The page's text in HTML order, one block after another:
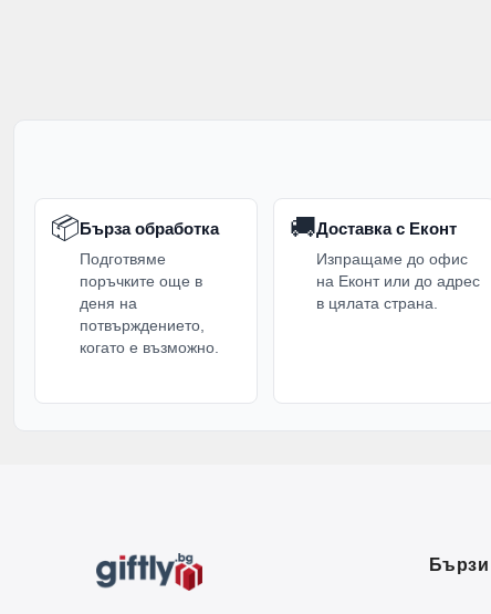
📦Бърза обработка
Подготвяме
поръчките още в
деня на
потвърждението,
когато е възможно.
🚚Доставка с Еконт
Изпращаме до офис
на Еконт или до адрес
в цялата страна.